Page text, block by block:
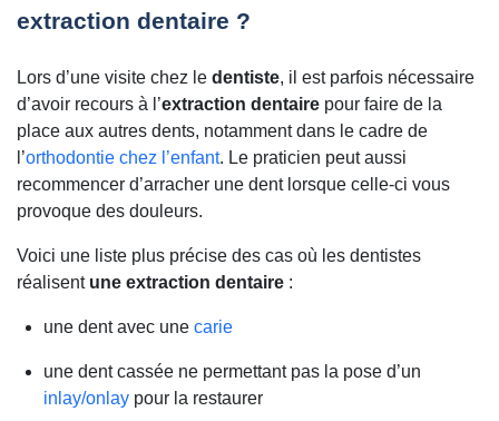
extraction dentaire ?
Lors d’une visite chez le dentiste, il est parfois nécessaire
d’avoir recours à l’extraction dentaire pour faire de la
place aux autres dents, notamment dans le cadre de
l’orthodontie chez l’enfant. Le praticien peut aussi
recommencer d’arracher une dent lorsque celle-ci vous
provoque des douleurs.
Voici une liste plus précise des cas où les dentistes
réalisent une extraction dentaire :
une dent avec une carie
une dent cassée ne permettant pas la pose d’un
inlay/onlay pour la restaurer